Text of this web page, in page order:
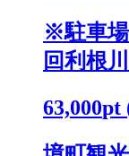
※駐車場
回利根
63,000pt